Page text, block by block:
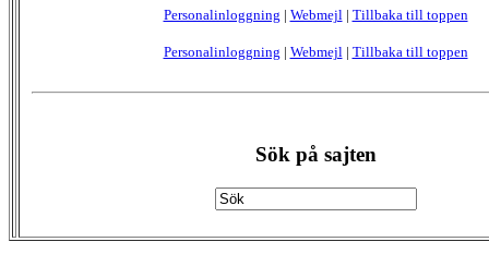
Personalinloggning | Webmejl| Tillbaka till toppen
Personalinloggning | Webmejl| Tillbaka till toppen
Sök på sajten